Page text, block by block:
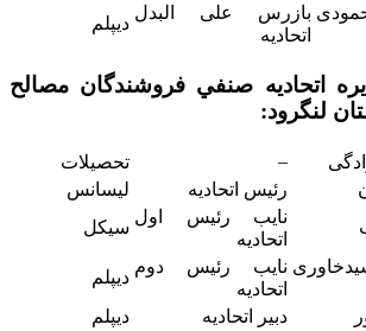
بازرس علی البدل
اتحادیه
دیپلم
اتحاديه صنفي فروشندگان مصالح
لنگرود:
–
تحصیلات
رئیس اتحادیه
لیسانس
نایب رئیس اول
اتحادیه
سیکل
نایب رئیس دوم
اتحادیه
دیپلم
دبیر اتحادیه
دیپلم